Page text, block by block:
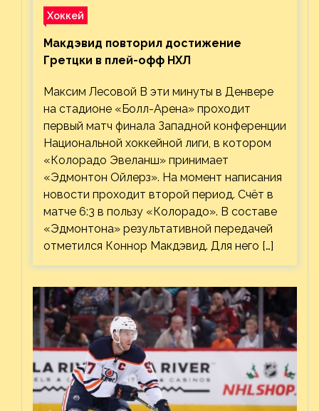
Хоккей
Макдэвид повторил достижение
Гретцки в плей-офф НХЛ
Максим Лесовой В эти минуты в Денвере
на стадионе «Болл-Арена» проходит
первый матч финала Западной конференции
Национальной хоккейной лиги, в котором
«Колорадо Эвеланш» принимает
«Эдмонтон Ойлерз». На момент написания
новости проходит второй период. Счёт в
матче 6:3 в пользу «Колорадо». В составе
«Эдмонтона» результативной передачей
отметился Коннор Макдэвид. Для него […]